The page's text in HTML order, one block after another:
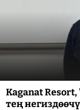
Kaganat
тең